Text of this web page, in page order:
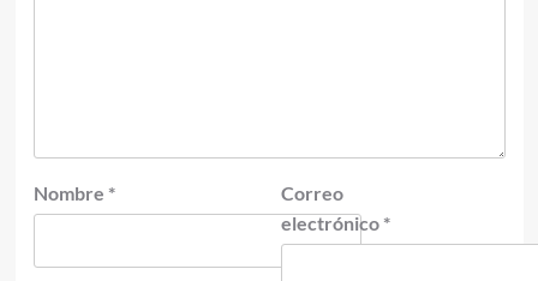
Nombre *
Correo
electrónico *